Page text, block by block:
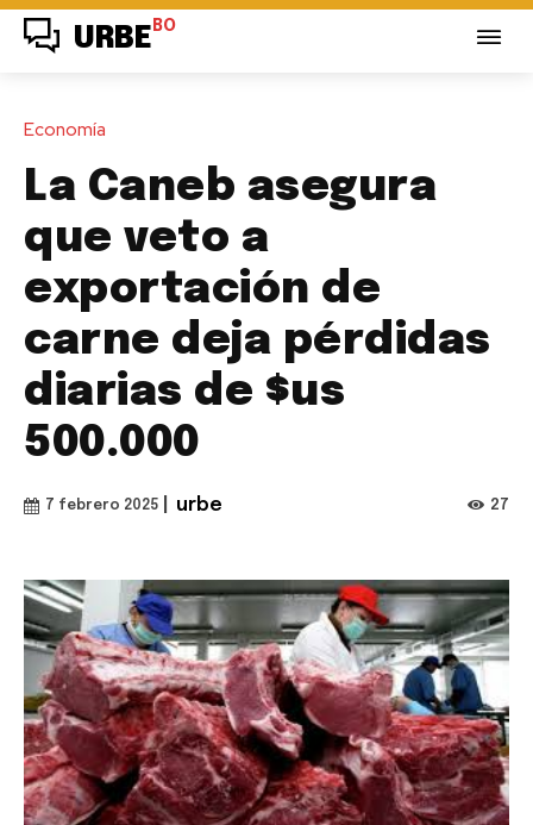
URBE BO
Economía
La Caneb asegura
que veto a
exportación de
carne deja pérdidas
diarias de $us
500.000
7 febrero 2025 urbe 27